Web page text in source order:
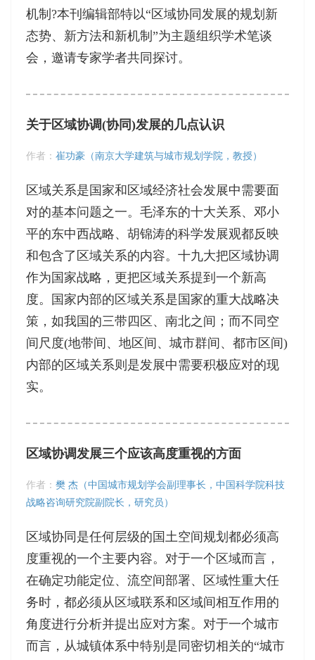
机制?本刊编辑部特以“区域协同发展的规划新
态势、新方法和新机制”为主题组织学术笔谈
会，邀请专家学者共同探讨。
关于区域协调(协同)发展的几点认识
作者： 崔功豪（南京大学建筑与城市规划学院，教授）
区域关系是国家和区域经济社会发展中需要面
对的基本问题之一。毛泽东的十大关系、邓小
平的东中西战略、胡锦涛的科学发展观都反映
和包含了区域关系的内容。十九大把区域协调
作为国家战略，更把区域关系提到一个新高
度。国家内部的区域关系是国家的重大战略决
策，如我国的三带四区、南北之间；而不同空
间尺度(地带间、地区间、城市群间、都市区间)
内部的区域关系则是发展中需要积极应对的现
实。
区域协调发展三个应该高度重视的方面
作者： 樊 杰（中国城市规划学会副理事长，中国科学院科技
战略咨询研究院副院长，研究员）
区域协同是任何层级的国土空间规划都必须高
度重视的一个主要内容。对于一个区域而言，
在确定功能定位、流空间部署、区域性重大任
务时，都必须从区域联系和区域间相互作用的
角度进行分析并提出应对方案。对于一个城市
而言，从城镇体系中特别是同密切相关的“城市